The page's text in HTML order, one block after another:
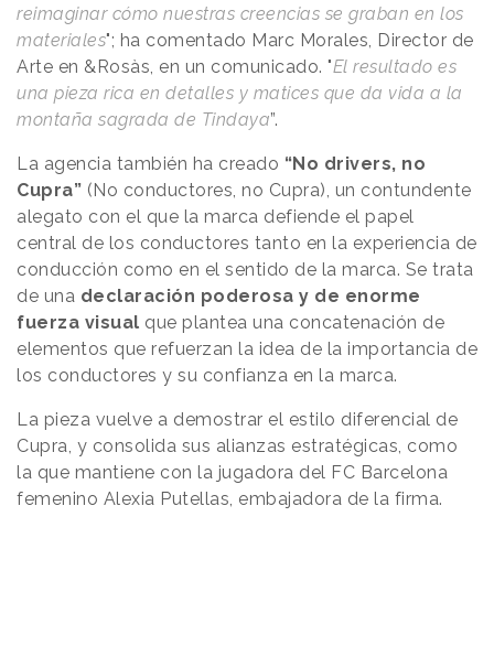
reimaginar cómo nuestras creencias se graban en los
materiales"; ha comentado Marc Morales, Director de
Arte en &Rosàs, en un comunicado. "El resultado es
una pieza rica en detalles y matices que da vida a la
montaña sagrada de Tindaya”.
La agencia también ha creado “No drivers, no
Cupra” (No conductores, no Cupra), un contundente
alegato con el que la marca defiende el papel
central de los conductores tanto en la experiencia de
conducción como en el sentido de la marca. Se trata
de una declaración poderosa y de enorme
fuerza visual que plantea una concatenación de
elementos que refuerzan la idea de la importancia de
los conductores y su confianza en la marca.
La pieza vuelve a demostrar el estilo diferencial de
Cupra, y consolida sus alianzas estratégicas, como
la que mantiene con la jugadora del FC Barcelona
femenino Alexia Putellas, embajadora de la firma.